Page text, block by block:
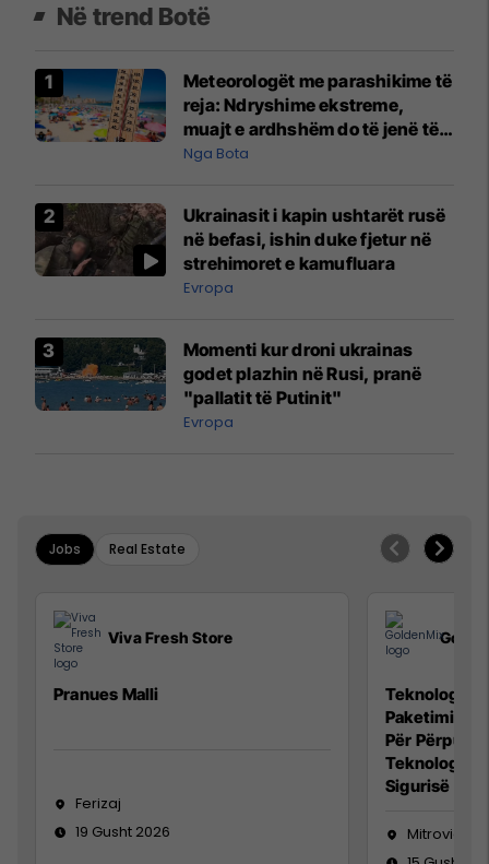
Në trend Botë
Meteorologët me parashikime të
reja: Ndryshime ekstreme,
muajt e ardhshëm do të jenë të
pazakontë
Nga Bota
Ukrainasit i kapin ushtarët rusë
në befasi, ishin duke fjetur në
strehimoret e kamufluara
Evropa
Momenti kur droni ukrainas
godet plazhin në Rusi, pranë
"pallatit të Putinit"
Evropa
Jobs Real Estate
Viva Fresh Store
Pranues Malli
Ferizaj
19 Gusht 2026
Teknolog/e
Paketimin e
Për
Teknolog/e
Sigurisë së
Mitrovicë